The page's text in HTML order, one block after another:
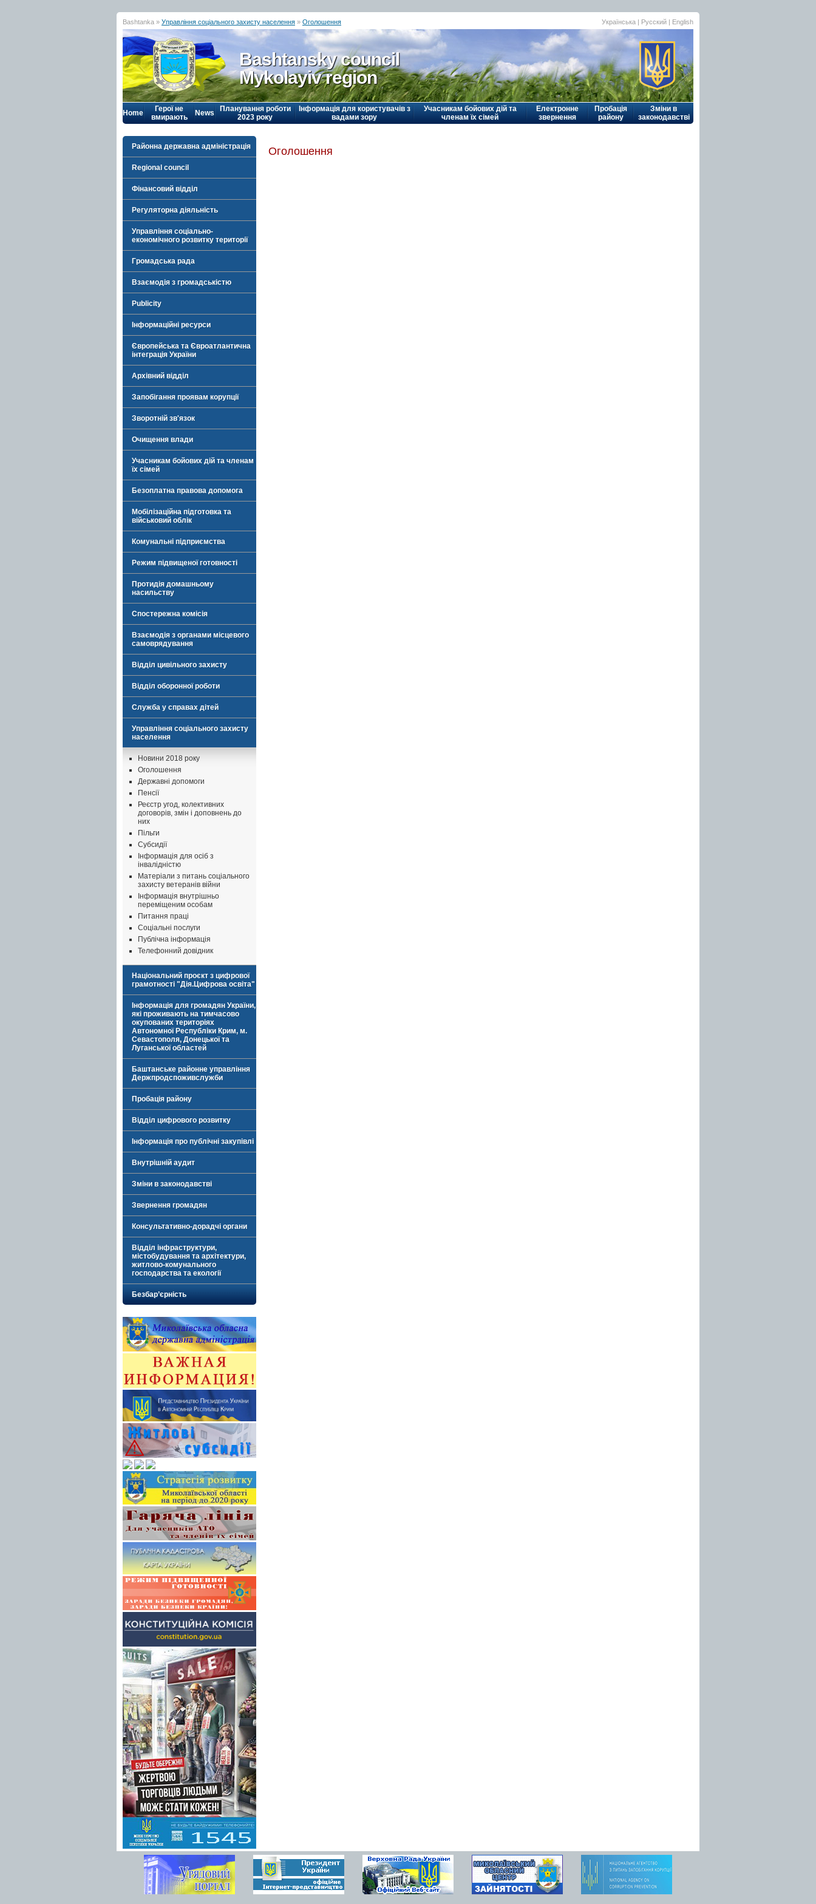
Bashtanka » Управління соціального захисту населення » Оголошення Українська | Русский | English
Bashtansky council
Mykolayiv region
Home
Герої не
вмирають
News
Планування роботи
2023 року
Інформація для користувачів з
вадами зору
Учасникам бойових дій та
членам їх сімей
Електронне
звернення
Пробація
району
Зміни в
законодавстві
Районна державна адміністрація
Regional council
Фінансовий відділ
Регуляторна діяльність
Управління соціально-
економічного розвитку території
Громадська рада
Взаємодія з громадськістю
Publicity
Інформаційні ресурси
Європейська та Євроатлантична
інтеграція України
Архівний відділ
Запобігання проявам корупції
Зворотній зв'язок
Очищення влади
Учасникам бойових дій та членам
їх сімей
Безоплатна правова допомога
Мобілізаційна підготовка та
військовий облік
Комунальні підприємства
Режим підвищеної готовності
Протидія домашньому
насильству
Спостережна комісія
Взаємодія з органами місцевого
самоврядування
Відділ цивільного захисту
Відділ оборонної роботи
Служба у справах дітей
Управління соціального захисту
населення
Новини 2018 року
Оголошення
Державні допомоги
Пенсії
Реєстр угод, колективних
договорів, змін і доповнень до
них
Пільги
Субсидії
Інформація для осіб з
інвалідністю
Матеріали з питань соціального
захисту ветеранів війни
Інформація внутрішньо
переміщеним особам
Питання праці
Соціальні послуги
Публічна інформація
Телефонний довідник
Національний проєкт з цифрової
грамотності "Дія.Цифрова освіта"
Інформація для громадян України,
які проживають на тимчасово
окупованих територіях
Автономної Республіки Крим, м.
Севастополя, Донецької та
Луганської областей
Баштанське районне управління
Держпродспоживслужби
Пробація району
Відділ цифрового розвитку
Інформація про публічні закупівлі
Внутрішній аудит
Зміни в законодавстві
Звернення громадян
Консультативно-дорадчі органи
Відділ інфраструктури,
містобудування та архітектури,
житлово-комунального
господарства та екології
Безбар’єрність
Оголошення